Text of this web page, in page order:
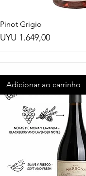
Pinot Grigio
Preço
UYU 1.649,00
Adicionar ao carrinho